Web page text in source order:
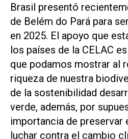
Brasil presentó
de Belém do Pará para
en 2025. El apoyo que
los países de la CELAC
que podamos mostrar al
riqueza de nuestra
de la sostenibilidad
verde, además, por
importancia de preservar
luchar contra el cambio